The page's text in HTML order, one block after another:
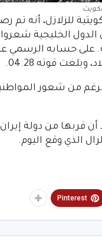
الخليجية شعروا
على حسابه الرسمي
قوته 04.28.
الأرض، وبالرغم من شعور
أن قربها من دولة
الذي وقع اليوم.
Pinterest